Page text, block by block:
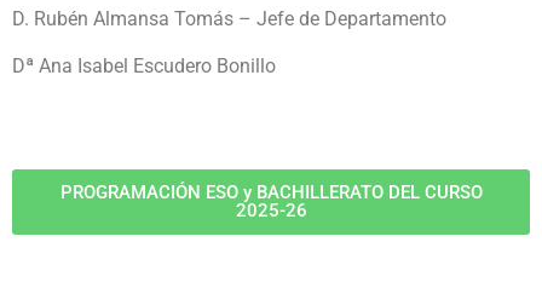
D. Rubén Almansa Tomás – Jefe de Departamento
Dª Ana Isabel Escudero Bonillo
PROGRAMACIÓN ESO y BACHILLERATO DEL CURSO
2025-26